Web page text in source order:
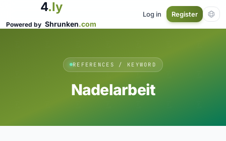
4.ly
Powered by Shrunken.com
Log in Register
REFERENCES / KEYWORD
Nadelarbeit